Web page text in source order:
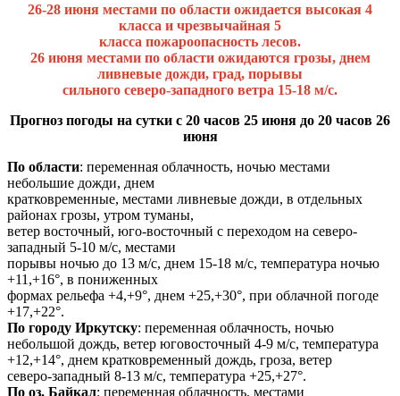
26-28 июня местами по области ожидается высокая 4
класса и чрезвычайная 5
класса пожароопасность лесов.
26 июня местами по области ожидаются грозы, днем
ливневые дожди, град, порывы
сильного северо-западного ветра 15-18 м/с.
Прогноз погоды на сутки с 20 часов 25 июня до 20 часов 26
июня
По области: переменная облачность, ночью местами
небольшие дожди, днем
кратковременные, местами ливневые дожди, в отдельных
районах грозы, утром туманы,
ветер восточный, юго-восточный с переходом на северо-
западный 5-10 м/с, местами
порывы ночью до 13 м/с, днем 15-18 м/с, температура ночью
+11,+16°, в пониженных
формах рельефа +4,+9°, днем +25,+30°, при облачной погоде
+17,+22°.
По городу Иркутску: переменная облачность, ночью
небольшой дождь, ветер юговосточный 4-9 м/с, температура
+12,+14°, днем кратковременный дождь, гроза, ветер
северо-западный 8-13 м/с, температура +25,+27°.
По оз. Байкал: переменная облачность, местами